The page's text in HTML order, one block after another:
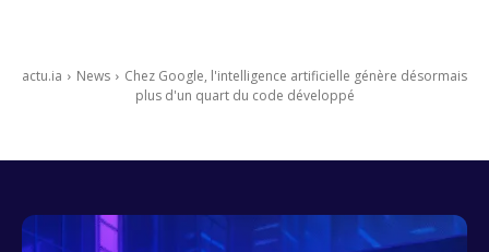
actu.ia News
Chez Google, l'intelligence artificielle génère désormais
plus d'un quart du code développé